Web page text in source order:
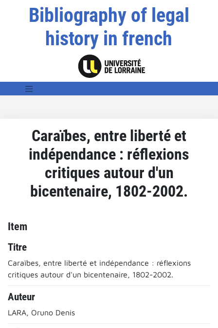
Bibliography of legal
history in french
Caraïbes, entre liberté et
indépendance : réflexions
critiques autour d'un
bicentenaire, 1802-2002.
Item
Titre
Caraïbes, entre liberté et indépendance : réflexions
critiques autour d'un bicentenaire, 1802-2002.
Auteur
LARA, Oruno Denis